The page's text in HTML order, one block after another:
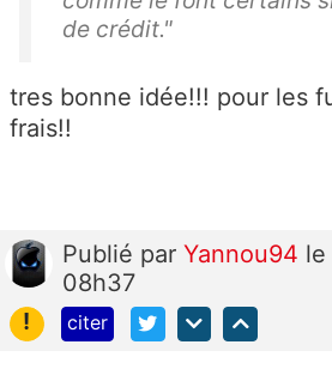
de crédit."
tres bonne idée!!! pour les
frais!!
Publié par Yannou94 le
08h37
!
citer